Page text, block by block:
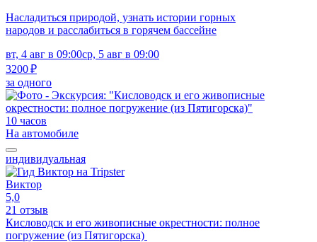
Насладиться природой, узнать истории горных
народов и расслабиться в горячем бассейне
вт, 4 авг в 09:00ср, 5 авг в 09:00
3200 ₽
за одного
10 часов
На автомобиле
индивидуальная
Виктор
5,0
21 отзыв
Кисловодск и его живописные окрестности: полное
погружение (из Пятигорска)